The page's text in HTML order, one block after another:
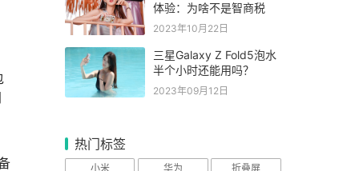
体验：为啥不是智商税
2023年10月22日
三星Galaxy Z Fold5泡水
半个小时还能用吗？
2023年09月12日
热门标签
小米 华为
折叠屏